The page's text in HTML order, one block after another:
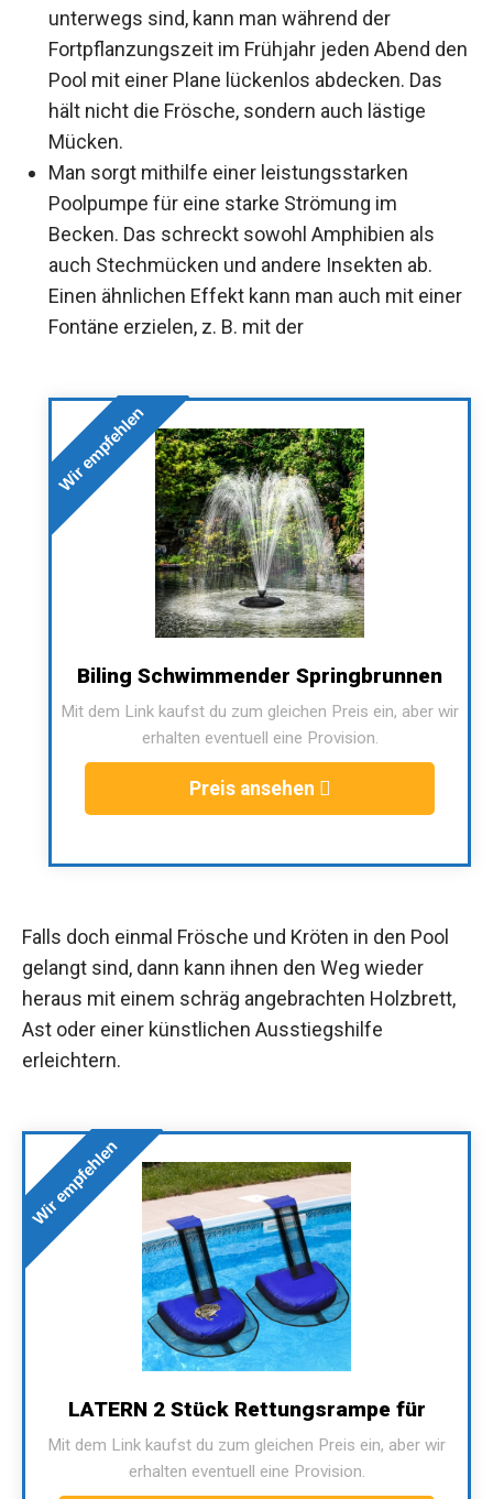
unterwegs sind, kann man während der
Fortpflanzungszeit im Frühjahr jeden Abend den
Pool mit einer Plane lückenlos abdecken. Das
hält nicht die Frösche, sondern auch lästige
Mücken.
Man sorgt mithilfe einer leistungsstarken
Poolpumpe für eine starke Strömung im
Becken. Das schreckt sowohl Amphibien als
auch Stechmücken und andere Insekten ab.
Einen ähnlichen Effekt kann man auch mit einer
Fontäne erzielen, z. B. mit der
Wir empfehlen
Biling Schwimmender Springbrunnen
Mit dem Link kaufst du zum gleichen Preis ein, aber wir
erhalten eventuell eine Provision.
Preis ansehen
Falls doch einmal Frösche und Kröten in den Pool
gelangt sind, dann kann ihnen den Weg wieder
heraus mit einem schräg angebrachten Holzbrett,
Ast oder einer künstlichen Ausstiegshilfe
erleichtern.
Wir empfehlen
LATERN 2 Stück Rettungsrampe für
Mit dem Link kaufst du zum gleichen Preis ein, aber wir
erhalten eventuell eine Provision.